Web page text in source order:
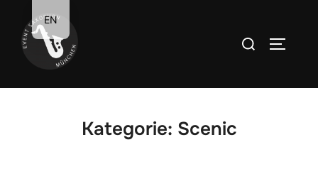
Inhalt
springen
Suchen
Kategorie: Scenic
EN